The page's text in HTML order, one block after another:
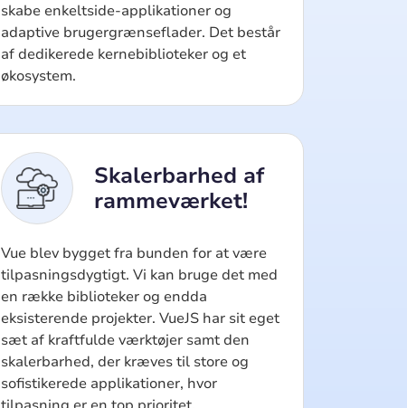
skabe enkeltside-applikationer og
adaptive brugergrænseflader. Det består
af dedikerede kernebiblioteker og et
økosystem.
Skalerbarhed af
rammeværket!
Vue blev bygget fra bunden for at være
tilpasningsdygtigt. Vi kan bruge det med
en række biblioteker og endda
eksisterende projekter. VueJS har sit eget
sæt af kraftfulde værktøjer samt den
skalerbarhed, der kræves til store og
sofistikerede applikationer, hvor